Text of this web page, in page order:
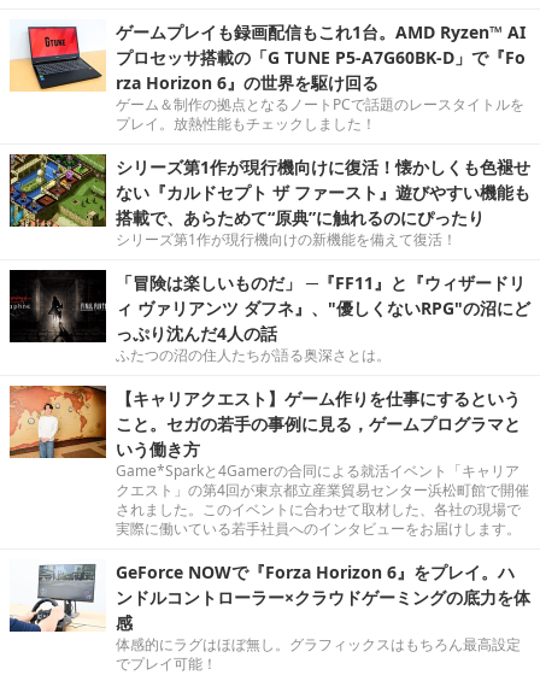
ゲームプレイも録画配信もこれ1台。AMD Ryzen™ AI
プロセッサ搭載の「G TUNE P5-A7G60BK-D」で『Fo
rza Horizon 6』の世界を駆け回る
ゲーム＆制作の拠点となるノートPCで話題のレースタイトルを
プレイ。放熱性能もチェックしました！
シリーズ第1作が現行機向けに復活！懐かしくも色褪せ
ない『カルドセプト ザ ファースト』遊びやすい機能も
搭載で、あらためて“原典”に触れるのにぴったり
シリーズ第1作が現行機向けの新機能を備えて復活！
「冒険は楽しいものだ」 ─『FF11』と『ウィザードリ
ィ ヴァリアンツ ダフネ』、"優しくないRPG"の沼にど
っぷり沈んだ4人の話
ふたつの沼の住人たちが語る奥深さとは。
【キャリアクエスト】ゲーム作りを仕事にするという
こと。セガの若手の事例に見る，ゲームプログラマと
いう働き方
Game*Sparkと4Gamerの合同による就活イベント「キャリア
クエスト」の第4回が東京都立産業貿易センター浜松町館で開催
されました。このイベントに合わせて取材した、各社の現場で
実際に働いている若手社員へのインタビューをお届けします。
GeForce NOWで『Forza Horizon 6』をプレイ。ハ
ンドルコントローラー×クラウドゲーミングの底力を体
感
体感的にラグはほぼ無し。グラフィックスはもちろん最高設定
でプレイ可能！